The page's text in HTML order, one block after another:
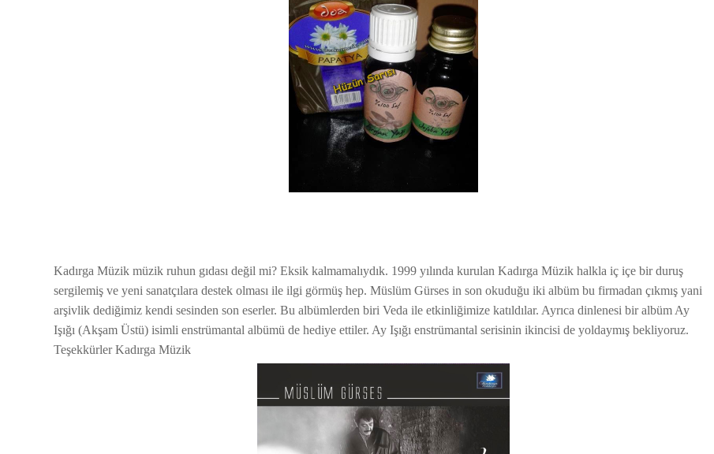
Kadırga Müzik müzik ruhun gıdası değil mi? Eksik kalmamalıydık. 1999 yılında kurulan Kadırga Müzik halkla iç içe bir duruş
sergilemiş ve yeni sanatçılara destek olması ile ilgi görmüş hep. Müslüm Gürses in son okuduğu iki albüm bu firmadan çıkmış yani
arşivlik dediğimiz kendi sesinden son eserler. Bu albümlerden biri Veda ile etkinliğimize katıldılar. Ayrıca dinlenesi bir albüm Ay
Işığı (Akşam Üstü) isimli enstrümantal albümü de hediye ettiler. Ay Işığı enstrümantal serisinin ikincisi de yoldaymış bekliyoruz.
Teşekkürler Kadırga Müzik